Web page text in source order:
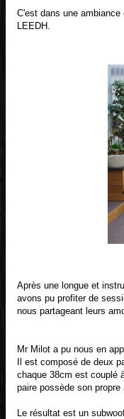
C'est dans une
LEEDH.
Après une longue et
avons pu profiter de
nous partageant leurs
Mr Milot a pu nous en
Il est composé de deux
chaque 38cm est couplé
paire possède son
Le résultat est un